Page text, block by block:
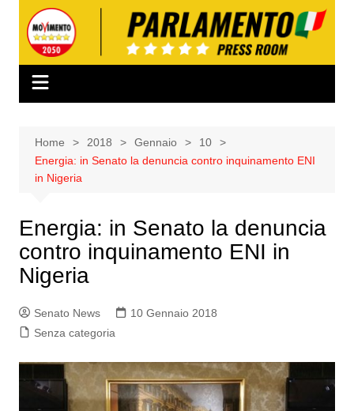
contenuto
Home 2018 Gennaio
10
Energia: in Senato la denuncia contro inquinamento ENI
in Nigeria
Energia: in Senato la denuncia
contro inquinamento ENI in
Nigeria
Senato News
10 Gennaio 2018
Senza categoria